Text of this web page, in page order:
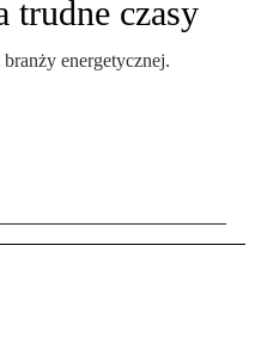
trudne czasy
energetycznej.